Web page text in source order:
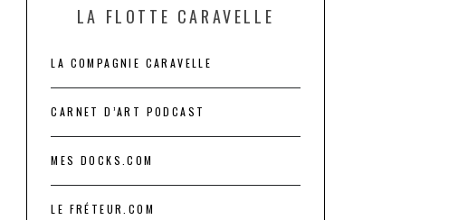
LA FLOTTE CARAVELLE
LA COMPAGNIE CARAVELLE
CARNET D’ART PODCAST
MES DOCKS.COM
LE FRÉTEUR.COM